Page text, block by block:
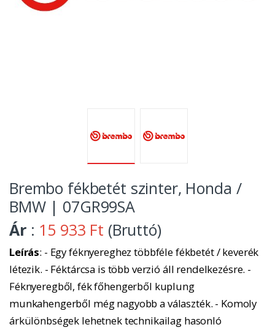
Brembo fékbetét szinter, Honda /
BMW | 07GR99SA
Ár : 15 933 Ft (Bruttó)
Leírás: - Egy féknyereghez többféle fékbetét / keverék
létezik. - Féktárcsa is több verzió áll rendelkezésre. -
Féknyeregből, fék főhengerből kuplung
munkahengerből még nagyobb a választék. - Komoly
árkülönbségek lehetnek technikailag hasonló